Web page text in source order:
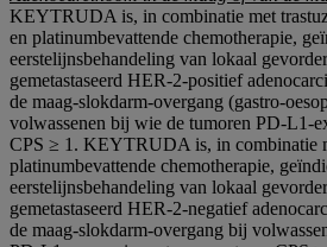
KEYTRUDA is, in combinatie met
en platinumbevattende chemotherapie,
eerstelijnsbehandeling van lokaal
gemetastaseerd HER-2-positief
de maag-slokdarm-overgang (gastro-
volwassenen bij wie de tumoren PD-L1-
CPS ≥ 1. KEYTRUDA is, in combinatie
platinumbevattende chemotherapie,
eerstelijnsbehandeling van lokaal
gemetastaseerd HER‑2‑negatief
de maag-slokdarm-overgang bij